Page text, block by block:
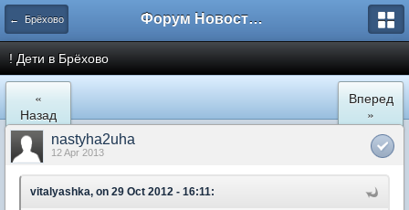
← Брёхово Форум Новостройки
! Дети в Брёхово
«
Назад
Вперед
»
nastyha2uha
12 Apr 2013
vitalyashka, on 29 Oct 2012 - 16:11: